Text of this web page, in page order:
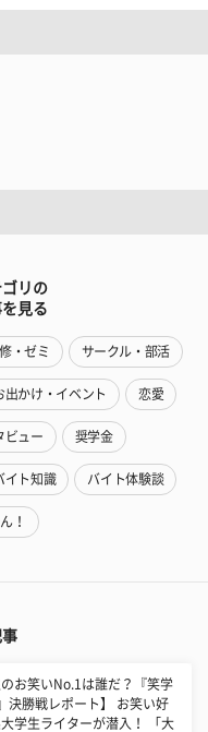
ゴリの
見る
・ゼミ サークル・部活
出かけ・イベント 恋愛
ビュー 奨学金
イト知識 バイト体験談
！
のお笑いNo.1は誰だ？『笑学
決勝戦レポート】 お笑い好
学生ライターが潜入！ 「大